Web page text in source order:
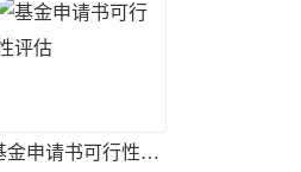
基金申请书可行性评估